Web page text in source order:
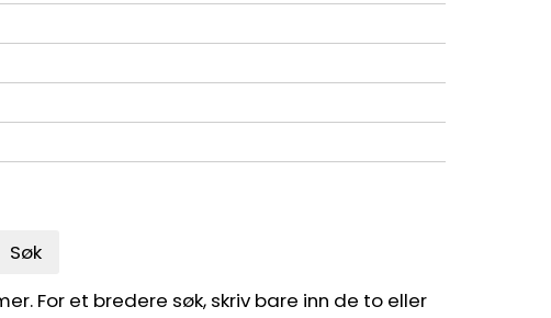
Søk
For et bredere søk, skriv bare inn de to eller